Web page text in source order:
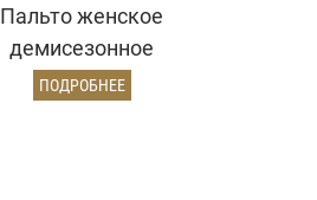
Пальто женское
демисезонное
26860 (электрик)
ПОДРОБНЕЕ